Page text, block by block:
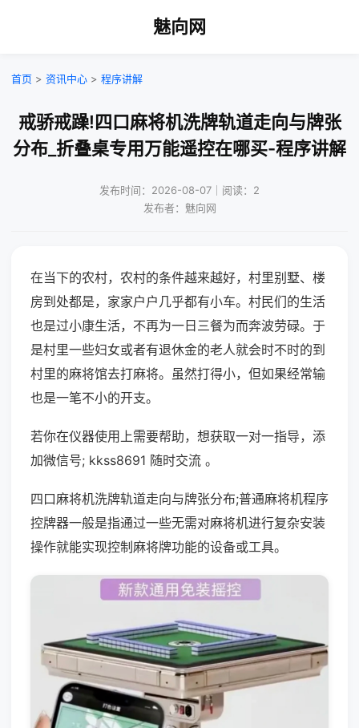
魅向网
首页 > 资讯中心 > 程序讲解
戒骄戒躁!四口麻将机洗牌轨道走向与牌张
分布_折叠桌专用万能遥控在哪买-程序讲解
发布时间：2026-08-07｜阅读：2
发布者：魅向网
在当下的农村，农村的条件越来越好，村里别墅、楼
房到处都是，家家户户几乎都有小车。村民们的生活
也是过小康生活，不再为一日三餐为而奔波劳碌。于
是村里一些妇女或者有退休金的老人就会时不时的到
村里的麻将馆去打麻将。虽然打得小，但如果经常输
也是一笔不小的开支。
若你在仪器使用上需要帮助，想获取一对一指导，添
加微信号; kkss8691 随时交流 。
四口麻将机洗牌轨道走向与牌张分布;普通麻将机程序
控牌器一般是指通过一些无需对麻将机进行复杂安装
操作就能实现控制麻将牌功能的设备或工具。